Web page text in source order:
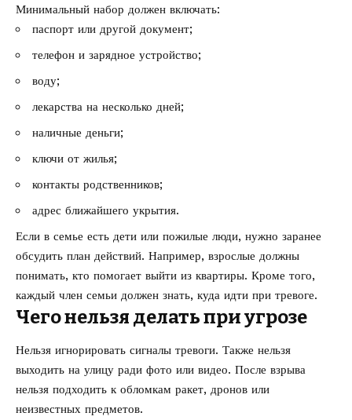
Минимальный набор должен включать:
паспорт или другой документ;
телефон и зарядное устройство;
воду;
лекарства на несколько дней;
наличные деньги;
ключи от жилья;
контакты родственников;
адрес ближайшего укрытия.
Если в семье есть дети или пожилые люди, нужно заранее
обсудить план действий. Например, взрослые должны
понимать, кто помогает выйти из квартиры. Кроме того,
каждый член семьи должен знать, куда идти при тревоге.
Чего нельзя делать при угрозе
Нельзя игнорировать сигналы тревоги. Также нельзя
выходить на улицу ради фото или видео. После взрыва
нельзя подходить к обломкам ракет, дронов или
неизвестных предметов.